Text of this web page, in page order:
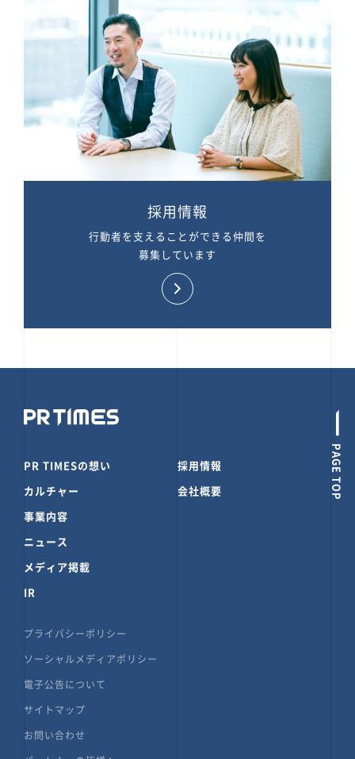
採用情報
行動者を支えることができる仲間を
募集しています
PAGE TOP
PR TIMESの想い
カルチャー
事業内容
ニュース
メディア掲載
IR
採用情報
会社概要
プライバシーポリシー
ソーシャルメディアポリシー
電子公告について
サイトマップ
お問い合わせ